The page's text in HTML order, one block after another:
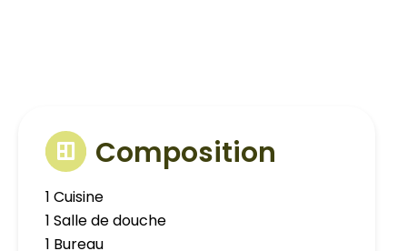
Composition
1 Cuisine
1 Salle de douche
1 Bureau